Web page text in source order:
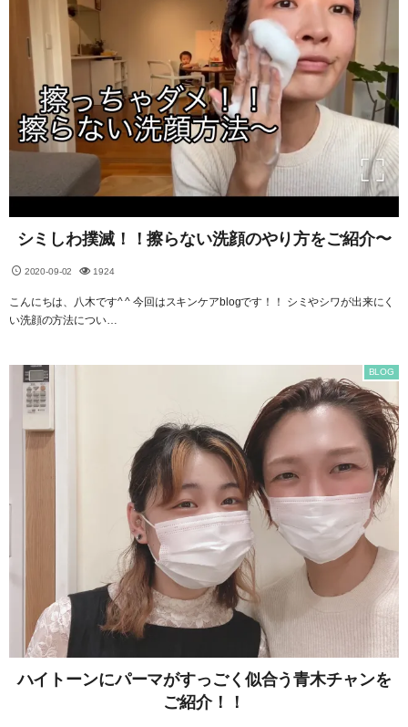
シミしわ撲滅！！擦らない洗顔のやり方をご紹介〜
2020-09-02 1924
こんにちは、八木です^ ^ 今回はスキンケアblogです！！ シミやシワが出来にく
い洗顔の方法につい…
ハイトーンにパーマがすっごく似合う青木チャンを
ご紹介！！
BLOG